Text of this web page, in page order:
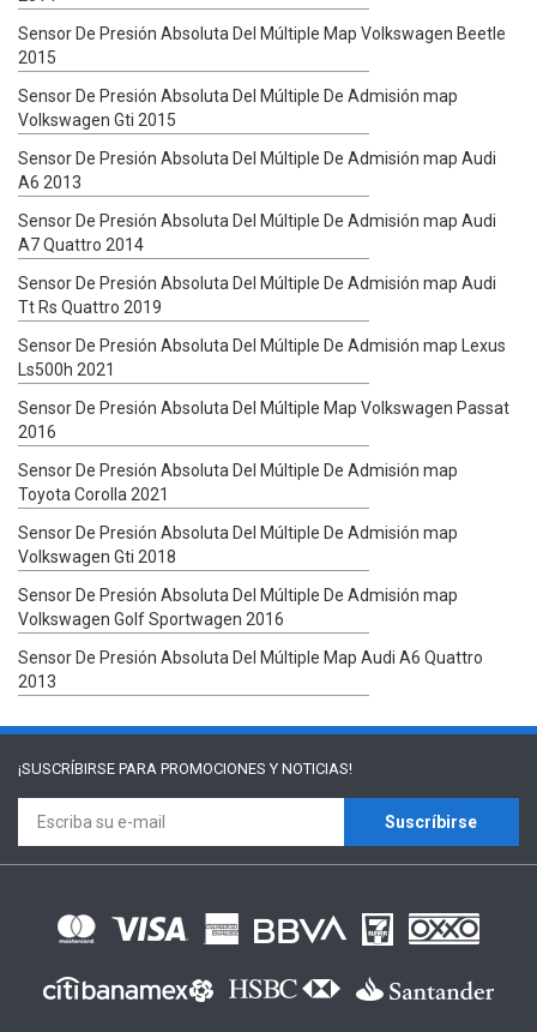
Sensor De Presión Absoluta Del Múltiple Map Volkswagen Beetle
2015
Sensor De Presión Absoluta Del Múltiple De Admisión map
Volkswagen Gti 2015
Sensor De Presión Absoluta Del Múltiple De Admisión map Audi
A6 2013
Sensor De Presión Absoluta Del Múltiple De Admisión map Audi
A7 Quattro 2014
Sensor De Presión Absoluta Del Múltiple De Admisión map Audi
Tt Rs Quattro 2019
Sensor De Presión Absoluta Del Múltiple De Admisión map Lexus
Ls500h 2021
Sensor De Presión Absoluta Del Múltiple Map Volkswagen Passat
2016
Sensor De Presión Absoluta Del Múltiple De Admisión map
Toyota Corolla 2021
Sensor De Presión Absoluta Del Múltiple De Admisión map
Volkswagen Gti 2018
Sensor De Presión Absoluta Del Múltiple De Admisión map
Volkswagen Golf Sportwagen 2016
Sensor De Presión Absoluta Del Múltiple Map Audi A6 Quattro
2013
¡SUSCRÍBIRSE PARA PROMOCIONES Y NOTICIAS!
Suscríbirse